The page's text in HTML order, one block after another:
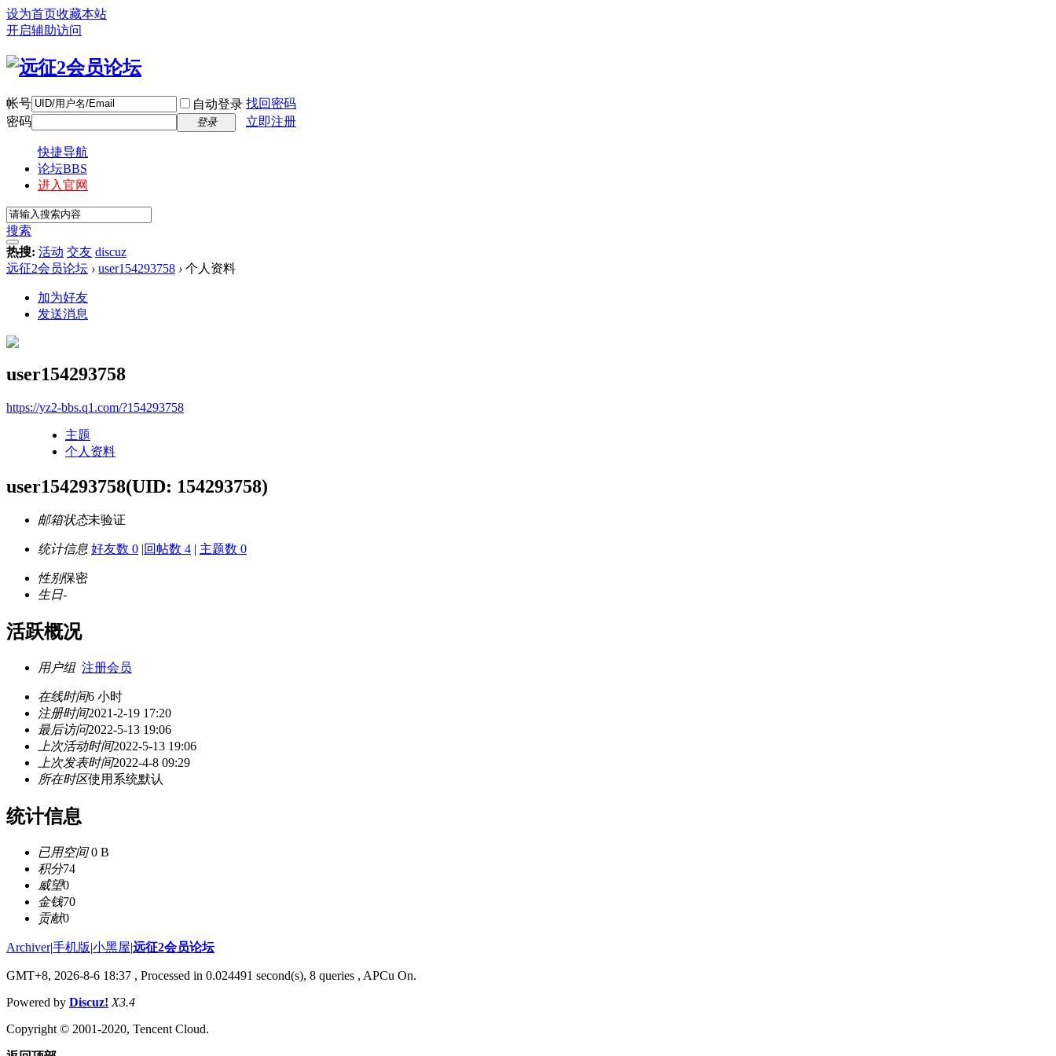
设为首页收藏本站
开启辅助访问
帐号 自动登录 找回密码
密码
登录 立即注册
快捷导航
论坛BBS
进入官网
搜索
热搜: 活动 交友 discuz
远征2会员论坛 › user154293758 › 个人资料
加为好友
发送消息
user154293758
https://yz2-bbs.q1.com/?154293758
主题
个人资料
user154293758(UID: 154293758)
邮箱状态未验证
统计信息 好友数 0 |回帖数 4 | 主题数 0
性别保密
生日-
活跃概况
用户组 注册会员
在线时间6 小时
注册时间2021-2-19 17:20
最后访问2022-5-13 19:06
上次活动时间2022-5-13 19:06
上次发表时间2022-4-8 09:29
所在时区使用系统默认
统计信息
已用空间0 B
积分74
威望0
金钱70
贡献0
Archiver|手机版|小黑屋|远征2会员论坛
GMT+8, 2026-8-6 18:37 , Processed in 0.024491 second(s), 8 queries , APCu On.
Powered by Discuz! X3.4
Copyright © 2001-2020, Tencent Cloud.